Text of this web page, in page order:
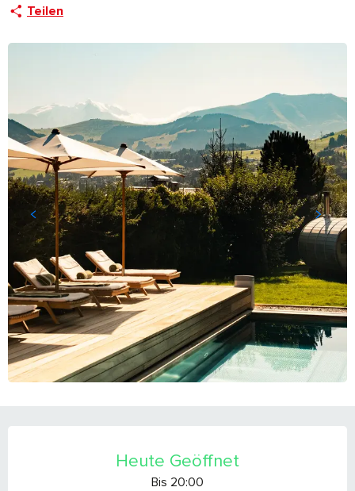
Teilen
Heute Geöffnet
Bis 20:00